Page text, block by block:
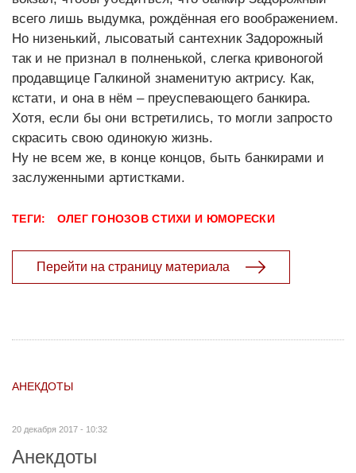
всего лишь выдумка, рождённая его воображением.
Но низенький, лысоватый сантехник Задорожный
так и не признал в полненькой, слегка кривоногой
продавщице Галкиной знаменитую актрису. Как,
кстати, и она в нём – преуспевающего банкира.
Хотя, если бы они встретились, то могли запросто
скрасить свою одинокую жизнь.
Ну не всем же, в конце концов, быть банкирами и
заслуженными артистками.
ТЕГИ: ОЛЕГ ГОНОЗОВ СТИХИ И ЮМОРЕСКИ
Перейти на страницу материала
АНЕКДОТЫ
20 декабря 2017 - 10:32
Анекдоты